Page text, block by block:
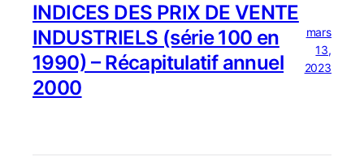
INDICES DES PRIX DE VENTE
INDUSTRIELS (série 100 en
1990) – Récapitulatif annuel
2000
mars
13,
2023